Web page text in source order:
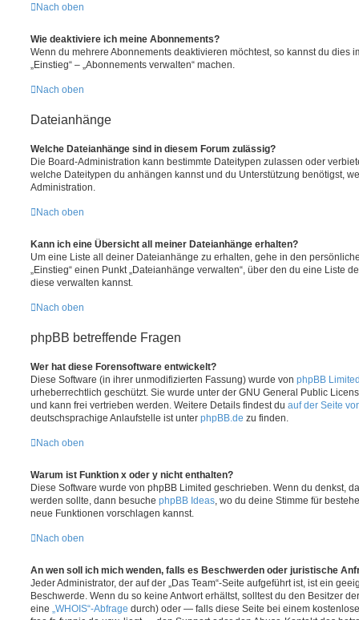
Nach oben
Wie deaktiviere ich meine Abonnements?
Wenn du mehrere Abonnements deaktivieren möchtest, so kannst du dies
„Einstieg“ – „Abonnements verwalten“ machen.
Nach oben
Dateianhänge
Welche Dateianhänge sind in diesem Forum zulässig?
Die Board-Administration kann bestimmte Dateitypen zulassen oder
welche Dateitypen du anhängen kannst und du Unterstützung benötigst,
Administration.
Nach oben
Kann ich eine Übersicht all meiner Dateianhänge erhalten?
Um eine Liste all deiner Dateianhänge zu erhalten, gehe in den
„Einstieg“ einen Punkt „Dateianhänge verwalten“, über den du eine Liste
diese verwalten kannst.
Nach oben
phpBB betreffende Fragen
Wer hat diese Forensoftware entwickelt?
Diese Software (in ihrer unmodifizierten Fassung) wurde von phpBB
urheberrechtlich geschützt. Sie wurde unter der GNU General Public
und kann frei vertrieben werden. Weitere Details findest du auf der Seite
deutschsprachige Anlaufstelle ist unter phpBB.de zu finden.
Nach oben
Warum ist Funktion x oder y nicht enthalten?
Diese Software wurde von phpBB Limited geschrieben. Wenn du denkst,
werden sollte, dann besuche phpBB Ideas , wo du deine Stimme für
neue Funktionen vorschlagen kannst.
Nach oben
An wen soll ich mich wenden, falls es Beschwerden oder juristische
Jeder Administrator, der auf der „Das Team“-Seite aufgeführt ist, ist ein
Beschwerde. Wenn du so keine Antwort erhältst, solltest du den Besitzer
eine „WHOIS“-Abfrage durch) oder — falls diese Seite bei einem